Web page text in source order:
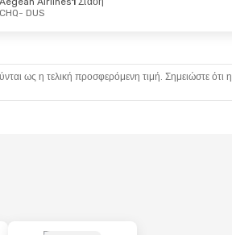
CHQ- DUS
ως η τελική προσφερόμενη τιμή. Σημειώστε ότι η